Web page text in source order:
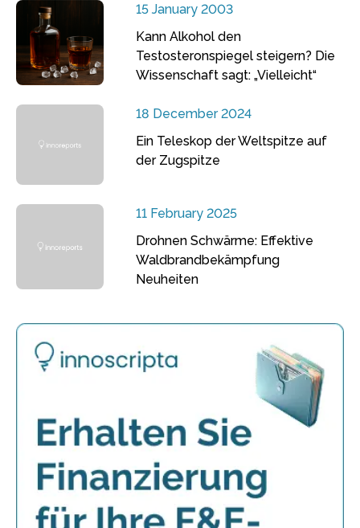
15 January 2003
Kann Alkohol den
Testosteronspiegel steigern? Die
Wissenschaft sagt: „Vielleicht“
18 December 2024
Ein Teleskop der Weltspitze auf
der Zugspitze
11 February 2025
Drohnen Schwärme: Effektive
Waldbrandbekämpfung
Neuheiten